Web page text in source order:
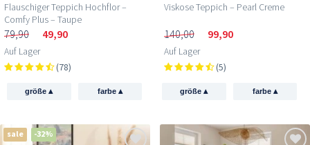
Flauschiger Teppich Hochflor –
Comfy Plus – Taupe
79,90 49,90
Auf Lager
(78)
größe▴ farbe ▴
Viskose Teppich – Pearl Creme
140,00 99,90
Auf Lager
(5)
größe▴ farbe ▴
sale -32%